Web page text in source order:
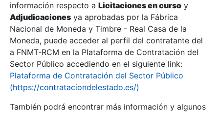
Show/Hide
información respecto a Licitaciones en curso y
Adjudicaciones ya aprobadas por la Fábrica
Nacional de Moneda y Timbre - Real Casa de la
Moneda, puede acceder al perfil del contratante del
a FNMT-RCM en la Plataforma de Contratación del
Sector Público accediendo en el siguiente link:
Plataforma de Contratación del Sector Público
(https://contrataciondelestado.es/)
También podrá encontrar más información y algunos